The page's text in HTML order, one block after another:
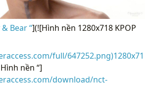
Bear “](![Hình nền 1280x718 KPOP
full/647252.png)1280x71
Hình nền “]
download/nct-